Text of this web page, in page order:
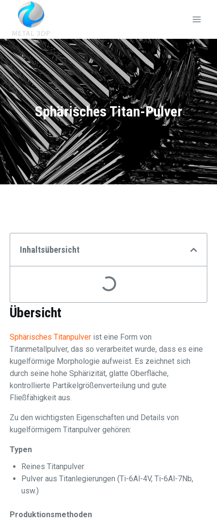
Sphärisches Titan-Pulver
Inhaltsübersicht
Übersicht
Sphärisches Titanpulver ist eine Form von
Titanmetallpulver, das so verarbeitet wurde, dass es eine
kugelförmige Morphologie aufweist. Es zeichnet sich
durch seine hohe Sphärizität, glatte Oberfläche,
kontrollierte Partikelgrößenverteilung und gute
Fließfähigkeit aus.
Zu den wichtigsten Eigenschaften und Details von
kugelförmigem Titanpulver gehören:
Typen
Reines Titanpulver
Pulver aus Titanlegierungen (Ti-6Al-4V, Ti-6Al-7Nb,
usw.)
Produktionsmethoden